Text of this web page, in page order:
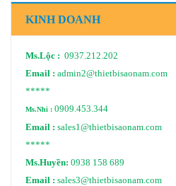
KINH DOANH
Ms.Lộc : 0937.212.202
Email : admin2@thietbisaonam.com
*****
Ms.Nhi : 0909.453.344
Email : sales1@thietbisaonam.com
*****
Ms.Huyền: 0938 158 689
Email : sales3@thietbisaonam.com